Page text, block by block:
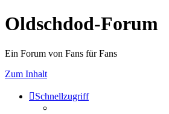
Oldschdod-Forum
Ein Forum von Fans für Fans
Zum Inhalt
Schnellzugriff